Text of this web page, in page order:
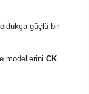
güçlü bir
modellerini CK